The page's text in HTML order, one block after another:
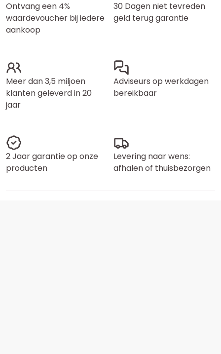
Ontvang een 4%
waardevoucher bij iedere
aankoop
30 Dagen niet tevreden
geld terug garantie
Meer dan 3,5 miljoen
klanten geleverd in 20
jaar
Adviseurs op werkdagen
bereikbaar
2 Jaar garantie op onze
producten
Levering naar wens:
afhalen of thuisbezorgen